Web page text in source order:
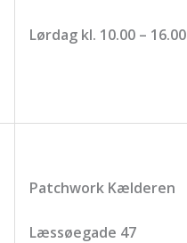
Lørdag kl. 10.00 – 16.00
Patchwork Kælderen
Læssøegade 47